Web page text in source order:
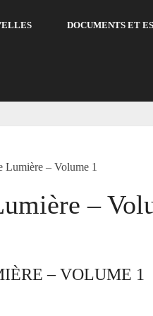
DOCUMENTS ET
Lumière – Volume 1
–
– VOLUME 1